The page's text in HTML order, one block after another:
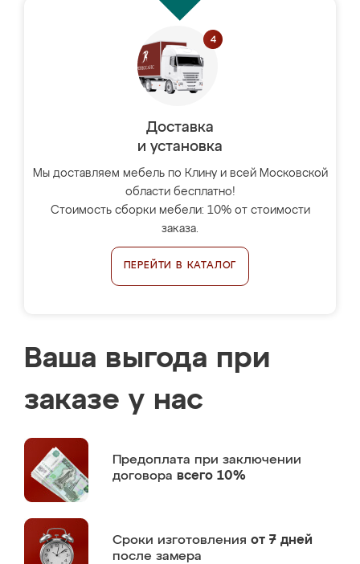
Доставка
и установка
Мы доставляем мебель по Клину и всей Московской
области бесплатно!
Стоимость сборки мебели: 10% от стоимости
заказа.
ПЕРЕЙТИ В КАТАЛОГ
Ваша выгода при
заказе у нас
Предоплата при заключении
договора всего 10%
Сроки изготовления от 7 дней
после замера